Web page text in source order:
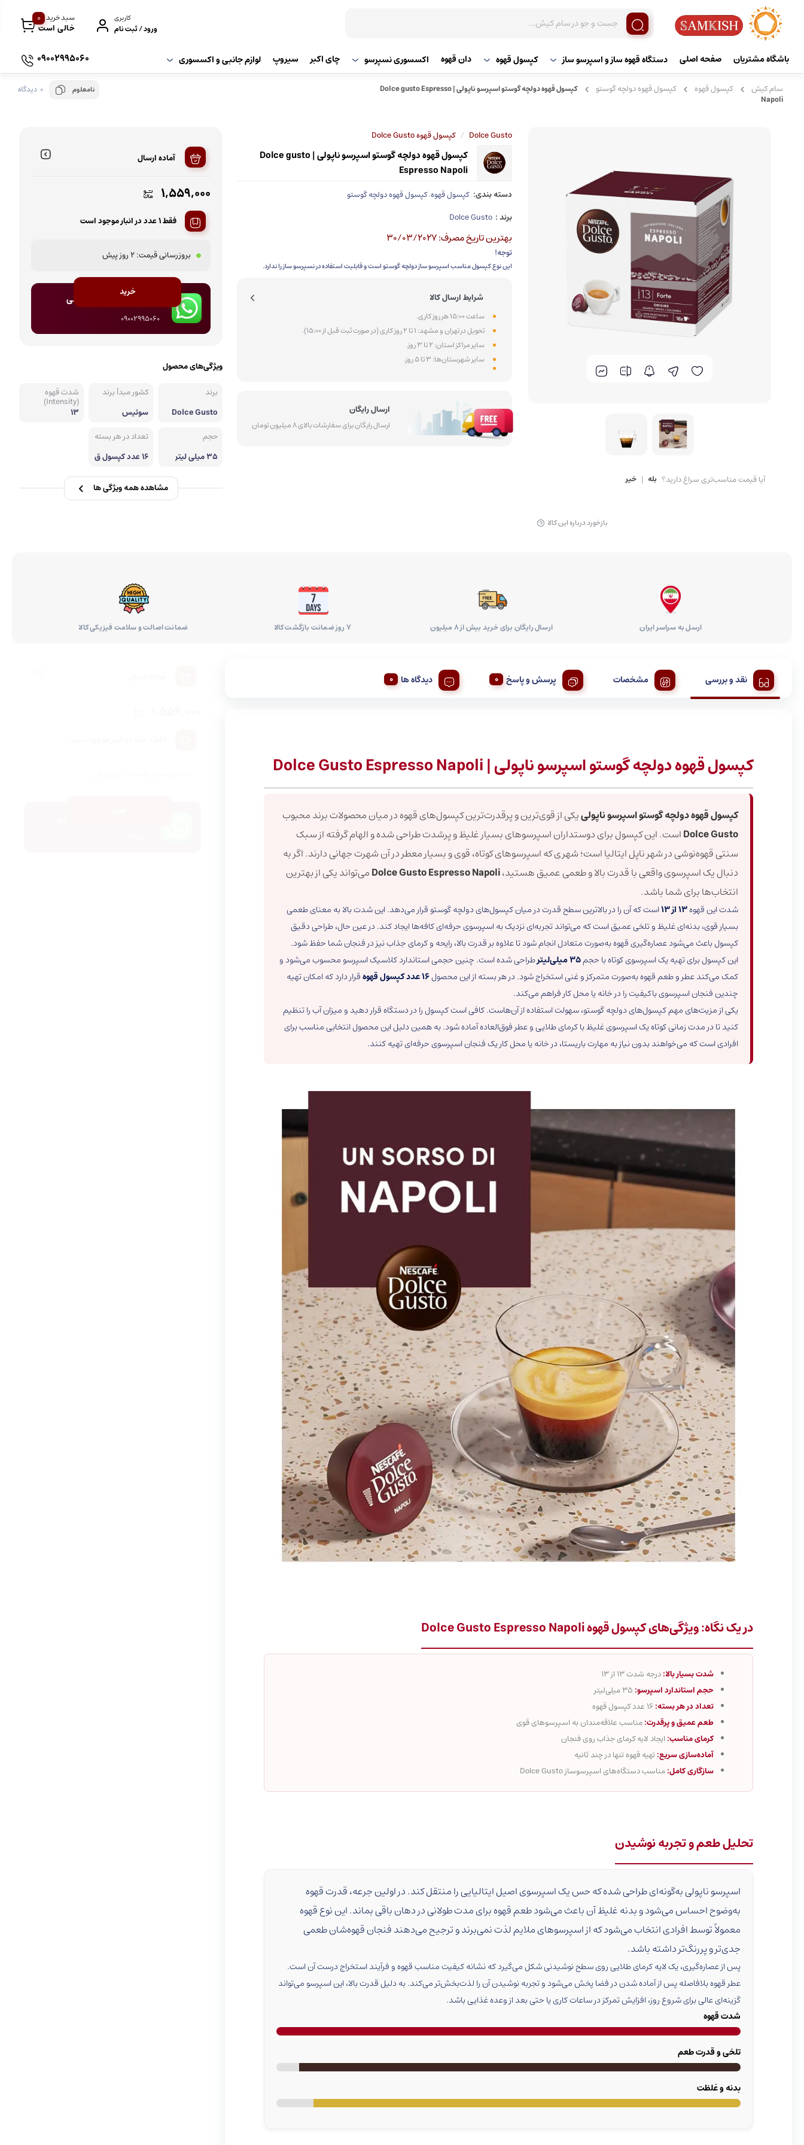
کاربری
ورود / ثبت نام
سبد خرید
خالی است
0
باشگاه مشتریان صفحه اصلی دستگاه قهوه ساز و اسپرسو ساز کپسول قهوه دان قهوه اکسسوری نسپرسو چای اکبر سیروپ لوازم جانبی و اکسسوری 09002995060
سام کیش کپسول قهوه کپسول قهوه دولچه گوستو
کپسول قهوه دولچه گوستو اسپرسو ناپولی | Dolce gusto Espresso
Napoli
نامعلوم 0 دیدگاه
آیا قیمت مناسب‌تری سراغ دارید؟ بله | خیر
بازخورد درباره این کالا
Dolce Gusto
/ کپسول قهوه Dolce Gusto
کپسول قهوه دولچه گوستو اسپرسو ناپولی | Dolce gusto
Espresso Napoli
دسته بندی: کپسول قهوه،کپسول قهوه دولچه گوستو
برند : Dolce Gusto
بهترین تاریخ مصرف: 30/03/2027
توجه!
این نوع کپسول مناسب اسپرسو ساز دولچه گوستو است و قابلیت استفاده در نسپرسو ساز را ندارد.
شرایط ارسال کالا
ساعت 15:00 هر روز کاری.
تحویل در تهران و مشهد: 1 تا 2 روز کاری (در صورت ثبت قبل از 15:00).
سایر مراکز استان: 2 تا 3 روز.
سایر شهرستان‌ها: 3 تا 5 روز.
ارسال رایگان
ارسال رایگان برای سفارشات بالای 8 میلیون تومان
آماده ارسال
1,559,000
فقط 1 عدد در انبار موجود است
بروزرسانی قیمت:2 روز پیش
خرید
مشاوره و ارتباط با پشتیبانی
09002995060
ویژگی‌های محصول
برند
Dolce Gusto
کشور مبدأ برند
سوئیس
شدت قهوه
(Intensity)
13
حجم
35 میلی لیتر
تعداد در هر بسته
16 عدد کپسول ق
مشاهده همه ویژگی ها
ارسل به سراسر ایران ارسال رایگان برای خرید بیش از 8 میلیون ۷ روز ضمانت بازگشت کالا ضمانت اصالت و سلامت فیزیکی کالا
نقد و بررسی مشخصات پرسش و پاسخ دیدگاه ها
کپسول قهوه دولچه گوستو اسپرسو ناپولی | Dolce Gusto Espresso Napoli
کپسول قهوه دولچه گوستو اسپرسو ناپولییکی از قوی‌ترین و پرقدرت‌ترین کپسول‌های قهوه در میان محصولات برند محبوب
Dolce Gustoاست. این کپسول برای دوستداران اسپرسوهای بسیار غلیظ و پرشدت طراحی شده و الهام گرفته از سبک
سنتی قهوه‌نوشی در شهر ناپل ایتالیا است؛ شهری که اسپرسوهای کوتاه، قوی و بسیار معطر در آن شهرت جهانی دارند. اگر به
دنبال یک اسپرسوی واقعی با قدرت بالا و طعمی عمیق هستید،Dolce Gusto Espresso Napoliمی‌تواند یکی از بهترین
انتخاب‌ها برای شما باشد.
شدت این قهوه13 از 13
است که آن را در بالاترین سطح قدرت در میان کپسول‌های دولچه گوستو قرار می‌دهد. این شدت بالا به معنای طعمی
بسیار قوی، بدنه‌ای غلیظ و تلخی عمیق است که می‌تواند تجربه‌ای نزدیک به اسپرسوی حرفه‌ای کافه‌ها ایجاد کند. در عین حال، طراحی دقیق
کپسول باعث می‌شود عصاره‌گیری قهوه به‌صورت متعادل انجام شود تا علاوه بر قدرت بالا، رایحه و کرمای جذاب نیز در فنجان شما حفظ شود.
این کپسول برای تهیه یک اسپرسوی کوتاه با حجم35 میلی‌لیتر
طراحی شده است. چنین حجمی استاندارد کلاسیک اسپرسو محسوب می‌شود و
کمک می‌کند عطر و طعم قهوه به‌صورت متمرکز و غنی استخراج شود. در هر بسته از این محصول16 عدد کپسول قهوه
قرار دارد که امکان تهیه
چندین فنجان اسپرسوی باکیفیت را در خانه یا محل کار فراهم می‌کند.
یکی از مزیت‌های مهم کپسول‌های دولچه گوستو، سهولت استفاده از آن‌هاست. کافی است کپسول را در دستگاه قرار دهید و میزان آب را تنظیم
کنید تا در مدت زمانی کوتاه یک اسپرسوی غلیظ با کرمای طلایی و عطر فوق‌العاده آماده شود. به همین دلیل این محصول انتخابی مناسب برای
افرادی است که می‌خواهند بدون نیاز به مهارت باریستا، در خانه یا محل کار یک فنجان اسپرسوی حرفه‌ای تهیه کنند.
در یک نگاه: ویژگی‌های کپسول قهوه Dolce Gusto Espresso Napoli
شدت بسیار بالا:درجه شدت 13 از 13
حجم استاندارد اسپرسو:
تعداد در هر بسته:
طعم عمیق و پرقدرت:مناسب علاقه‌مندان به اسپرسوهای قوی
کرمای مناسب: ایجاد لایه کرمای جذاب روی فنجان
آماده‌سازی سریع:تهیه قهوه تنها در چند ثانیه
سازگاری کامل:مناسب دستگاه‌های اسپرسوساز Dolce Gusto
تحلیل طعم و تجربه نوشیدن
اسپرسو ناپولی به‌گونه‌ای طراحی شده که حس یک اسپرسوی اصیل ایتالیایی را منتقل کند. در اولین جرعه، قدرت قهوه
به‌وضوح احساس می‌شود و بدنه غلیظ آن باعث می‌شود طعم قهوه برای مدت طولانی در دهان باقی بماند. این نوع قهوه
معمولاً توسط افرادی انتخاب می‌شود که از اسپرسوهای ملایم لذت نمی‌برند و ترجیح می‌دهند فنجان قهوه‌شان طعمی
جدی‌تر و پررنگ‌تر داشته باشد.
پس از عصاره‌گیری، یک لایه کرمای طلایی روی سطح نوشیدنی شکل می‌گیرد که نشانه کیفیت مناسب قهوه و فرآیند استخراج درست آن است.
عطر قهوه بلافاصله پس از آماده شدن در فضا پخش می‌شود و تجربه نوشیدن آن را لذت‌بخش‌تر می‌کند. به دلیل قدرت بالا، این اسپرسو می‌تواند
گزینه‌ای عالی برای شروع روز، افزایش تمرکز در ساعات کاری یا حتی بعد از وعده غذایی باشد.
شدت قهوه
تلخی و قدرت طعم
بدنه و غلظت